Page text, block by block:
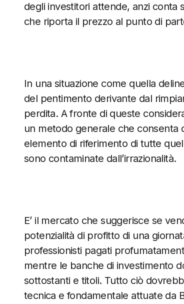
degli investitori attende, anzi conta
che riporta il prezzo al punto di
In una situazione come quella
del pentimento derivante dal
perdita. A fronte di queste
un metodo generale che consenta
elemento di riferimento di tutte
sono contaminate dall’irrazionalità.
E’ il mercato che suggerisce se
potenzialità di profitto di una
professionisti pagati
mentre le banche di investimento
sottostanti e titoli. Tutto ciò
tecnica e fondamentale attuate da